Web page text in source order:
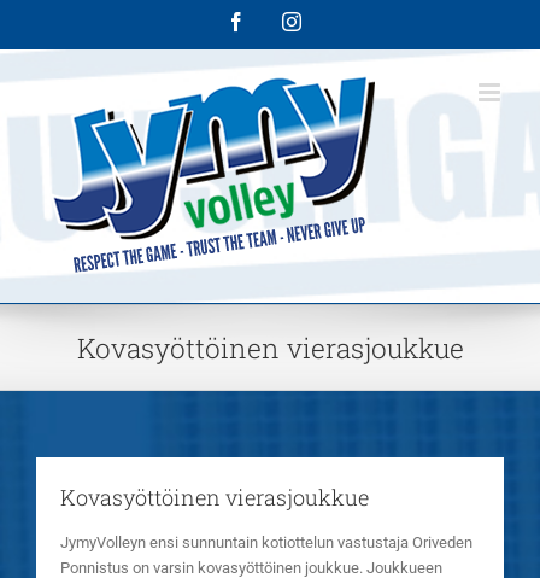
FacebookInstagram
Kovasyöttöinen vierasjoukkue
Kovasyöttöinen vierasjoukkue
JymyVolleyn ensi sunnuntain kotiottelun vastustaja Oriveden
Ponnistus on varsin kovasyöttöinen joukkue. Joukkueen